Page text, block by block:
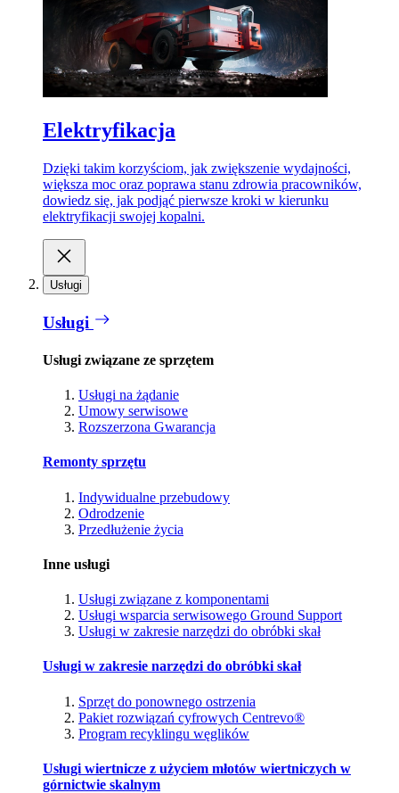
Elektryfikacja
Dzięki takim korzyściom, jak zwiększenie wydajności,
większa moc oraz poprawa stanu zdrowia pracowników,
dowiedz się, jak podjąć pierwsze kroki w kierunku
elektryfikacji swojej kopalni.
Usługi
Usługi
Usługi związane ze sprzętem
Usługi na żądanie
Umowy serwisowe
Rozszerzona Gwarancja
Remonty sprzętu
Indywidualne przebudowy
Odrodzenie
Przedłużenie życia
Inne usługi
Usługi związane z komponentami
Usługi wsparcia serwisowego Ground Support
Usługi w zakresie narzędzi do obróbki skał
Usługi w zakresie narzędzi do obróbki skał
Sprzęt do ponownego ostrzenia
Pakiet rozwiązań cyfrowych Centrevo®
Program recyklingu węglików
Usługi wiertnicze z użyciem młotów wiertniczych w
górnictwie skalnym